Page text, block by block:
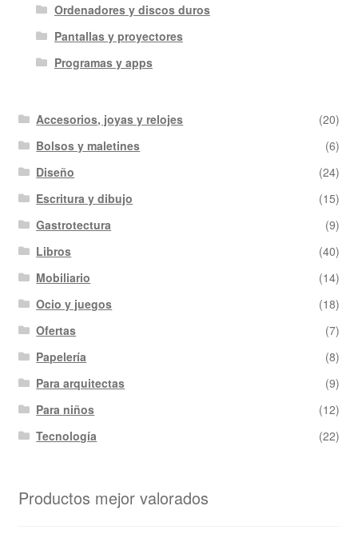
Ordenadores y discos duros
Pantallas y proyectores
Programas y apps
Accesorios, joyas y relojes
(20)
Bolsos y maletines
(6)
Diseño
(24)
Escritura y dibujo
(15)
Gastrotectura
(9)
Libros
(40)
Mobiliario
(14)
Ocio y juegos
(18)
Ofertas
(7)
Papelería
(8)
Para arquitectas
(9)
Para niños
(12)
Tecnología
(22)
Productos mejor valorados